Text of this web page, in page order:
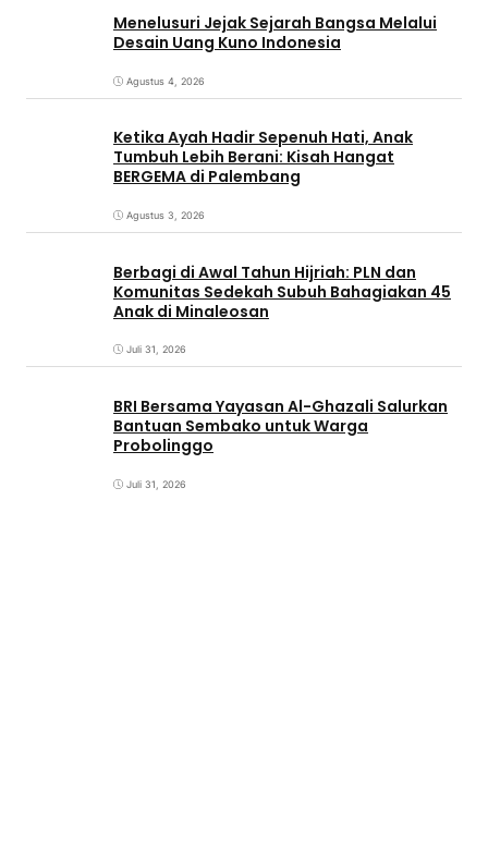
Menelusuri Jejak Sejarah Bangsa Melalui
Desain Uang Kuno Indonesia
Agustus 4, 2026
Ketika Ayah Hadir Sepenuh Hati, Anak
Tumbuh Lebih Berani: Kisah Hangat
BERGEMA di Palembang
Agustus 3, 2026
Berbagi di Awal Tahun Hijriah: PLN dan
Komunitas Sedekah Subuh Bahagiakan 45
Anak di Minaleosan
Juli 31, 2026
BRI Bersama Yayasan Al-Ghazali Salurkan
Bantuan Sembako untuk Warga
Probolinggo
Juli 31, 2026